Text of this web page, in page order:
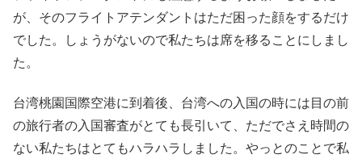
が、そのフライトアテンダントはただ困った顔をするだけ
でした。しょうがないので私たちは席を移ることにしまし
た。
台湾桃園国際空港に到着後、台湾への入国の時には目の前
の旅行者の入国審査がとても長引いて、ただでさえ時間の
ない私たちはとてもハラハラしました。やっとのことで私